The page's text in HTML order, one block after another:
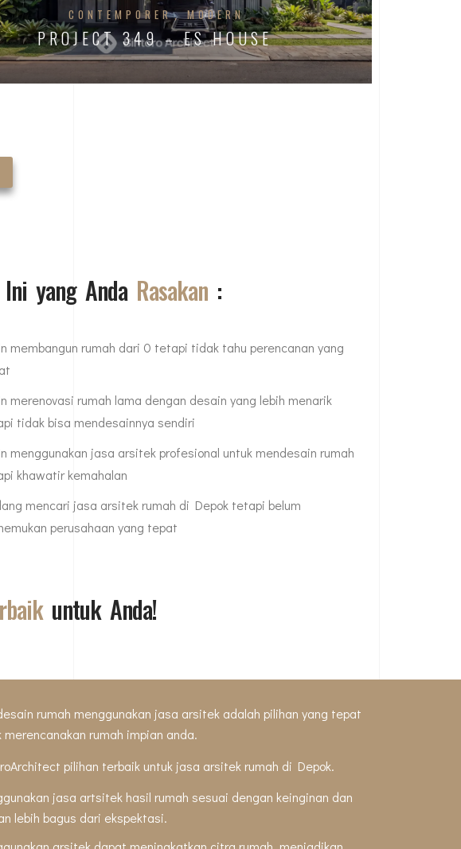
CONTEMPORER MODERN
PROJECT 349 – ES HOUSE
yang Anda Rasakan :
membangun rumah dari 0 tetapi tidak tahu perencanan yang
merenovasi rumah lama dengan desain yang lebih menarik
tidak bisa mendesainnya sendiri
menggunakan jasa arsitek profesional untuk mendesain rumah
khawatir kemahalan
mencari jasa arsitek rumah di Depok tetapi belum
perusahaan yang tepat
untuk Anda!
rumah menggunakan jasa arsitek adalah pilihan yang tepat
merencanakan rumah impian anda.
pilihan terbaik untuk jasa arsitek rumah di Depok.
jasa artsitek hasil rumah sesuai dengan keinginan dan
lebih bagus dari ekspektasi.